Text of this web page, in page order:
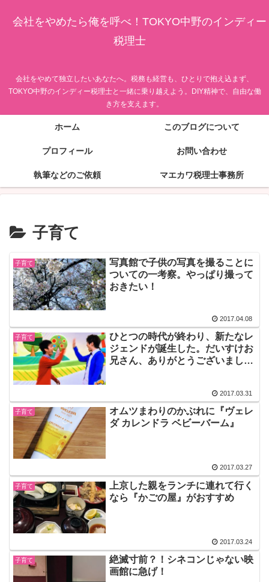
会社をやめたら俺を呼べ！TOKYO中野のインディー
税理士
会社をやめて独立したいあなたへ。税務も経営も、ひとりで抱え込まず、
TOKYO中野のインディー税理士と一緒に乗り越えよう。DIY精神で、自由な働
き方を支えます。
ホーム このブログについて
プロフィール お問い合わせ
執筆などのご依頼 マエカワ税理士事務所
子育て
子育て
写真館で子供の写真を撮ることに
ついての一考察。やっぱり撮って
おきたい！
2017.04.08
子育て
ひとつの時代が終わり、新たなレ
ジェンドが誕生した。だいすけお
兄さん、ありがとうございまし
2017.03.31
子育て
オムツまわりのかぶれに『ヴェレ
ダ カレンドラ ベビーバーム』
2017.03.27
子育て
上京した親をランチに連れて行く
なら『かごの屋』がおすすめ
2017.03.24
子育て
絶滅寸前？！シネコンじゃない映
画館に急げ！